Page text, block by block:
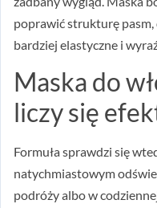
poprawić strukturę pasm,
bardziej elastyczne i
Maska do
liczy się
Formuła sprawdzi się
natychmiastowym
podróży albo w